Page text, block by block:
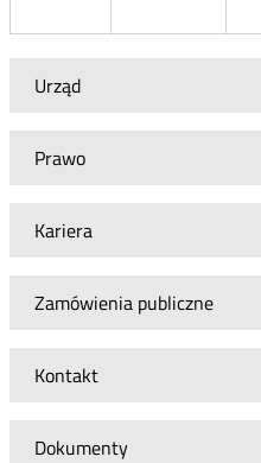
Urząd
Prawo
Kariera
Zamówienia publiczne
Kontakt
Dokumenty